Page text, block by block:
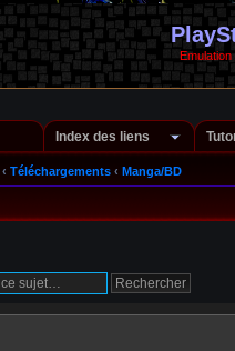
Index des liens
‹ Téléchargements ‹ Manga/BD